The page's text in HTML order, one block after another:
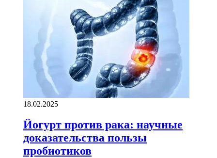
18.02.2025
Йогурт против рака: научные
доказательства пользы
пробиотиков